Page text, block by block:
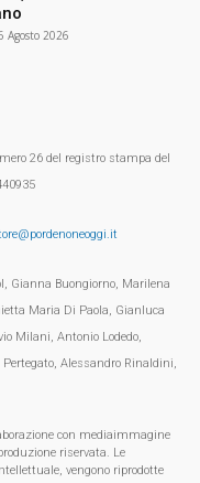
Agosto 2026
26 del registro stampa del
Gianna Buongiorno, Marilena
Maria Di Paola, Gianluca
Milani, Antonio Lodedo,
Alessandro Rinaldini,
con mediaimmagine
riservata. Le
vengono riprodotte